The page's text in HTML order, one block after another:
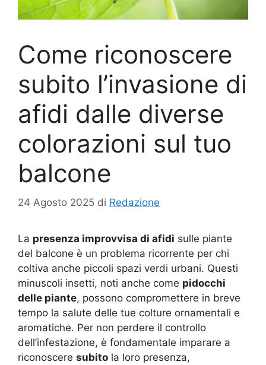
Come riconoscere
subito l’invasione di
afidi dalle diverse
colorazioni sul tuo
balcone
24 Agosto 2025 di Redazione
La presenza improvvisa di afidi sulle piante
del balcone è un problema ricorrente per chi
coltiva anche piccoli spazi verdi urbani. Questi
minuscoli insetti, noti anche come pidocchi
delle piante, possono compromettere in breve
tempo la salute delle tue colture ornamentali e
aromatiche. Per non perdere il controllo
dell’infestazione, è fondamentale imparare a
riconoscere subito la loro presenza,